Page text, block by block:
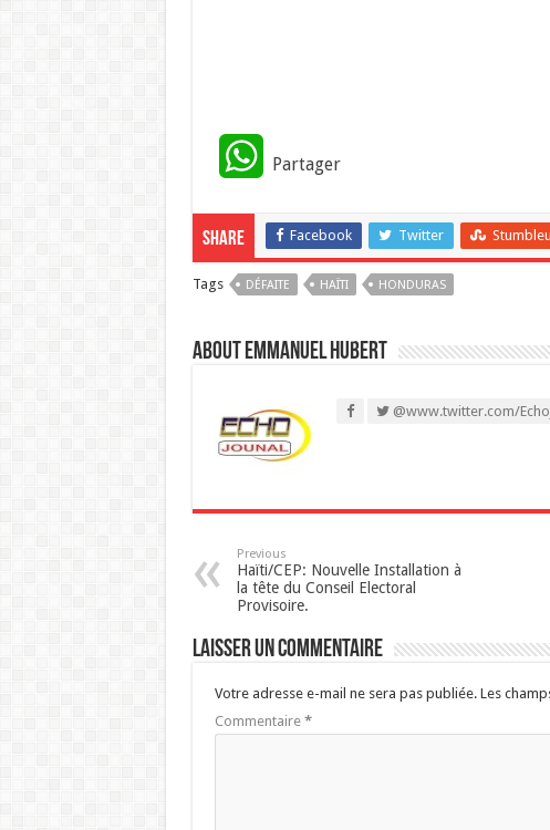
W
a
t
p
p
Partager
Share Facebook Twitter
Tags DÉFAITE HAÏTI HONDURAS
About Emmanuel Hubert
@www.twitter.com/
Previous
Haïti/CEP: Nouvelle Installation à
la tête du Conseil Electoral
Provisoire.
Laisser un commentaire
Votre adresse e-mail ne sera pas publiée. Les
Commentaire *